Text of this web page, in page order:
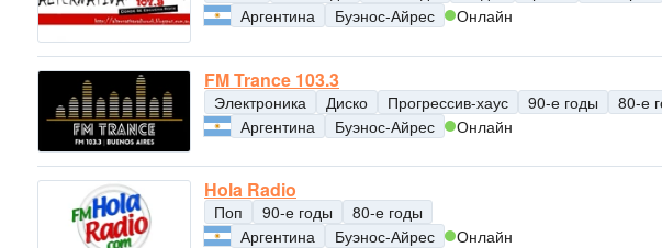
Аргентина
Буэнос-Айрес Онлайн
FM Trance 103.3
Электроника Диско Прогрессив-хаус 90-е годы
80-е
Аргентина
Буэнос-Айрес Онлайн
Hola Radio
Поп 90-е годы
80-е годы
Аргентина
Буэнос-Айрес Онлайн